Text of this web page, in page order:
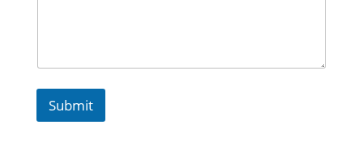
Submit